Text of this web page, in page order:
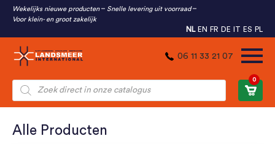
Wekelijks nieuwe producten
Snelle levering uit voorraad
Voor klein- en groot zakelijk
NL EN FR DE IT ES PL
06 11 33 21 07
Producten
zoeken
0
Alle Producten